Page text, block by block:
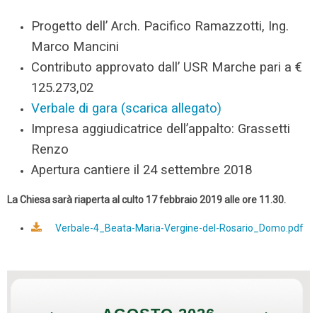
Progetto dell’ Arch. Pacifico Ramazzotti, Ing.
Marco Mancini
Contributo approvato dall’ USR Marche pari a €
125.273,02
Verbale di gara (scarica allegato)
Impresa aggiudicatrice dell’appalto: Grassetti
Renzo
Apertura cantiere il 24 settembre 2018
La Chiesa sarà riaperta al culto 17 febbraio 2019 alle ore 11.30.
Verbale-4_Beata-Maria-Vergine-del-Rosario_Domo.pdf